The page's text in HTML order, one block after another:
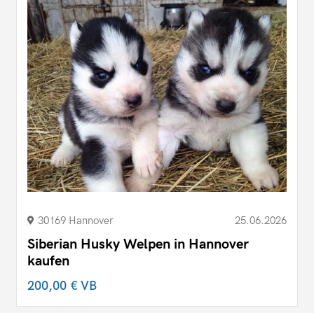
30169 Hannover 25.06.2026
Siberian Husky Welpen in Hannover
kaufen
200,00 €VB